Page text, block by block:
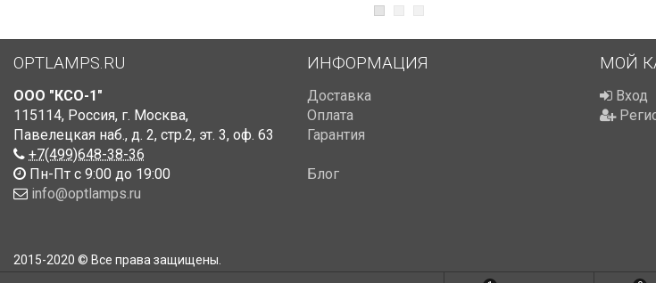
OPTLAMPS.RU
ООО "КСО-1"
115114, Россия, г. Москва,
Павелецкая наб., д. 2, стр.2, эт. 3, оф. 63
+7(499)648-38-36
Пн-Пт с 9:00 до 19:00
info@optlamps.ru
ИНФОРМАЦИЯ
Доставка
Оплата
Гарантия
Блог
МОЙ
Вход
2015-2020 © Все права защищены.